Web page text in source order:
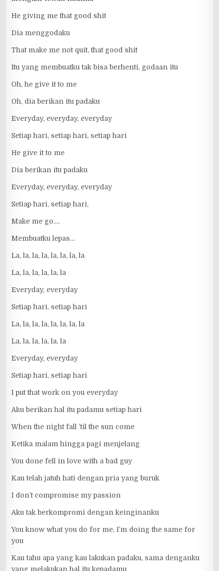
He giving me that good shit
Dia menggodaku
That make me not quit, that good shit
Itu yang membuatku tak bisa berhenti, godaan itu
Oh, he give it to me
Oh, dia berikan itu padaku
Everyday, everyday, everyday
Setiap hari, setiap hari, setiap hari
He give it to me
Dia berikan itu padaku
Everyday, everyday, everyday
Setiap hari, setiap hari,
Make me go….
Membuatku lepas…
La, la, la, la, la, la, la, la
La, la, la, la, la, la
Everyday, everyday
Setiap hari, setiap hari
La, la, la, la, la, la, la, la
La, la, la, la, la, la
Everyday, everyday
Setiap hari, setiap hari
I put that work on you everyday
Aku berikan hal itu padamu setiap hari
When the night fall ’til the sun come
Ketika malam hingga pagi menjelang
You done fell in love with a bad guy
Kau telah jatuh hati dengan pria yang buruk
I don’t compromise my passion
Aku tak berkompromi dengan keinginanku
You know what you do for me, I’m doing the same for
you
Kau tahu apa yang kau lakukan padaku, sama denganku
yang melakukan hal itu kepadamu